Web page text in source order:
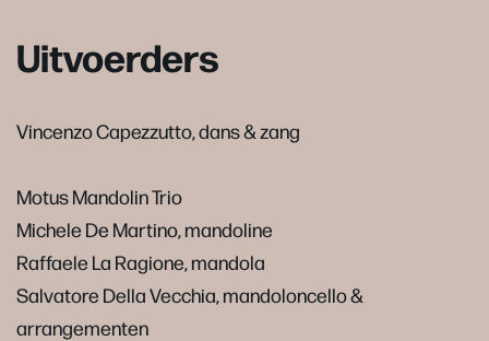
Uitvoerders
Vincenzo Capezzutto, dans & zang
Motus Mandolin Trio
Michele De Martino, mandoline
Raffaele La Ragione, mandola
Salvatore Della Vecchia, mandoloncello &
arrangementen